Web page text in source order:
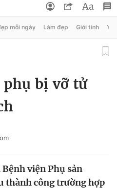
Tin 24h
Tin 360
mỗi ngày Làm đẹp Giới tính Y
phụ bị vỡ tử
Bệnh viện Phụ sản
thành công trường hợp